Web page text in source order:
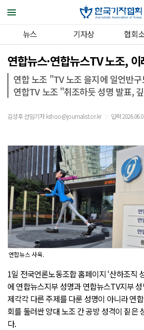
뉴스 기자상 협회
연합뉴스·연합뉴스TV 노조,
연합 노조 "TV 노조 을지에 일언반
연합TV 노조 "취조하듯 성명 발표,
김성후 선임기자 kshoo@journalist.or.kr ｜ 입력
연합뉴스 사옥.
1일 전국언론노동조합 홈페이지 ‘산하조직
에 연합뉴스지부 성명과 연합뉴스TV지부
제각각 다른 주제를 다룬 성명이 아니라 연
회를 둘러싼 양대 노조 간 공방 성격이 짙은
다.